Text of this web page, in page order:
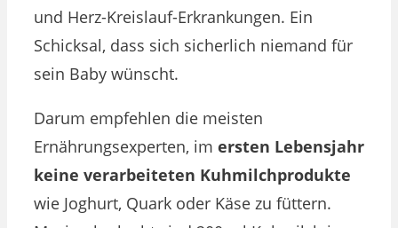
und Herz-Kreislauf-Erkrankungen. Ein
Schicksal, dass sich sicherlich niemand für
sein Baby wünscht.
Darum empfehlen die meisten
Ernährungsexperten, im ersten Lebensjahr
keine verarbeiteten Kuhmilchprodukte
wie Joghurt, Quark oder Käse zu füttern.